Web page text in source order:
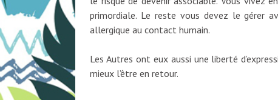
primordiale. Le reste vous devez le gérer
allergique au contact humain.
Les Autres ont eux aussi une liberté
mieux l’être en retour.